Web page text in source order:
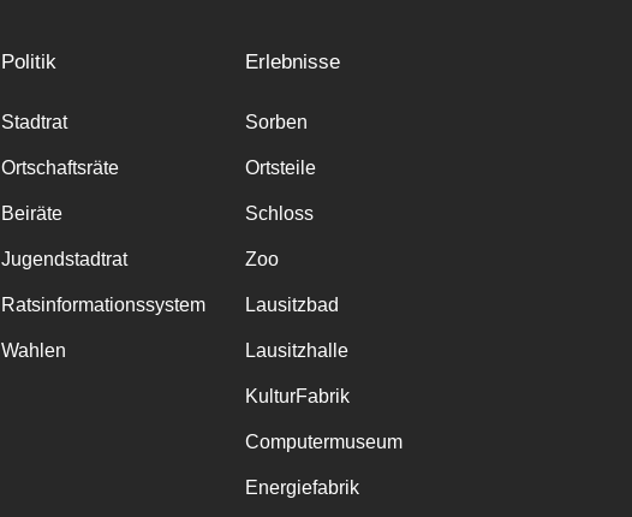
Politik
Stadtrat
Ortschaftsräte
Beiräte
Jugendstadtrat
Ratsinformationssystem
Wahlen
Erlebnisse
Sorben
Ortsteile
Schloss
Zoo
Lausitzbad
Lausitzhalle
KulturFabrik
Computermuseum
Energiefabrik